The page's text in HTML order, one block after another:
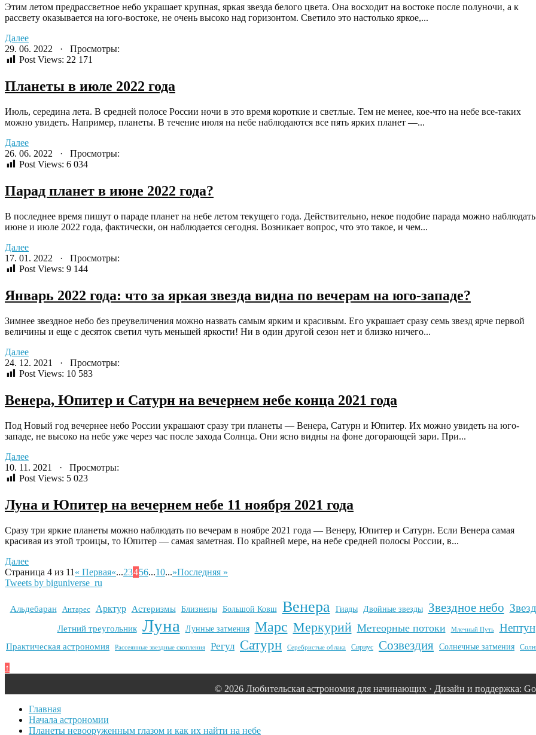
Этим летом предрассветное небо украшает крупная, яркая звезда белого цвета. Она восходит на востоке после полуночи, а к
рассвету оказывается на юго-востоке, не очень высоко над горизонтом. Светило это настолько яркое,...
Далее
29. 06. 2022 · Просмотры:
Post Views: 22 171
Планеты в июле 2022 года
Июль, середина лета. В средней полосе России ночи в это время короткие и светлые. Тем не менее, кое-что на небе все-таких
можно увидеть. Например, планеты. В течение июля на небе наблюдаются все пять ярких планет —...
Далее
26. 06. 2022 · Просмотры:
Post Views: 6 034
Парад планет в июне 2022 года?
В последнее время пишут о параде планет на небе летом текущего года. Действительно, некое подобие парада можно
июне и июле 2022 года, фактически, он наблюдается сегодня. Возникает вопрос, что это такое, и чем...
Далее
17. 01. 2022 · Просмотры:
Post Views: 9 144
Январь 2022 года: что за яркая звезда видна по вечерам на юго-западе?
Зимнее звездное небо без преувеличения можно назвать самым ярким и красивым. Его украшает сразу семь звезд ярче первой
величины и еще с десяток светил чуть меньшей яркости! Ни в один другой сезон нет и близко ничего...
Далее
24. 12. 2021 · Просмотры:
Post Views: 10 583
Венера, Юпитер и Сатурн на вечернем небе конца 2021 года
Под Новый год вечернее небо России украшают сразу три планеты — Венера, Сатурн и Юпитер. Их можно увидеть на юго-
западе, не высоко на небе уже через час после захода Солнца. Они ясно видны на фоне догорающей зари. При...
Далее
10. 11. 2021 · Просмотры:
Post Views: 5 023
Луна и Юпитер на вечернем небе 11 ноября 2021 года
Сразу три яркие планеты можно наблюдать по вечерам в ноябре 2021 года — Венеру, Юпитер и Сатурн. Если Венера самая
красивая из этой троицы, то Юпитер — самая заметная. По крайней мере, на небе средней полосы России, в...
Далее
Страница 4 из 11 « Первая«...23456...10...»Последняя »
Tweets by biguniverse_ru
Альдебаран Антарес Арктур Астеризмы Близнецы Большой Ковш Венера Гиады Двойные звезды Звездное небо
Летний треугольник Луна Лунные затмения Марс Меркурий Метеорные потоки Млечный Путь Нептун
Практическая астрономия Рассеянные звездные скопления Регул Сатурн Серебристые облака Сириус Созвездия Солнечные затмения
↑
© 2026 Любительская астрономия для начинающих · Дизайн и поддержка:
Главная
Начала астрономии
Планеты невооруженным глазом и как их найти на небе